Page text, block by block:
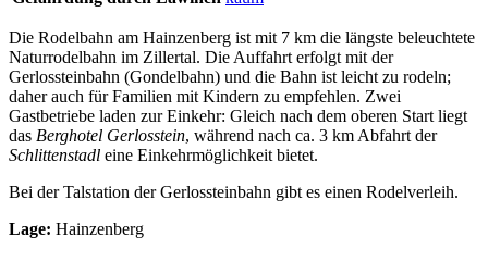
Die Rodelbahn am Hainzenberg ist mit 7 km die längste beleuchtete
Naturrodelbahn im Zillertal. Die Auffahrt erfolgt mit der
Gerlossteinbahn (Gondelbahn) und die Bahn ist leicht zu rodeln;
daher auch für Familien mit Kindern zu empfehlen. Zwei
Gastbetriebe laden zur Einkehr: Gleich nach dem oberen Start liegt
das Berghotel Gerlosstein, während nach ca. 3 km Abfahrt der
Schlittenstadl eine Einkehrmöglichkeit bietet.
Bei der Talstation der Gerlossteinbahn gibt es einen Rodelverleih.
Lage: Hainzenberg